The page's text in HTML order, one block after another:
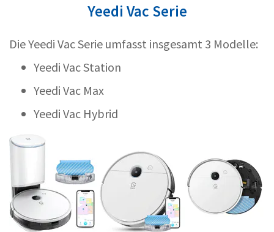
Yeedi Vac Serie
Die Yeedi Vac Serie umfasst insgesamt 3 Modelle:
Yeedi Vac Station
Yeedi Vac Max
Yeedi Vac Hybrid